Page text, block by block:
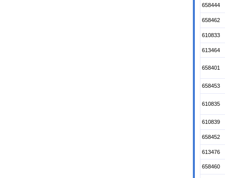
658444
658462
610833
613464
658401
658453
610835
610839
658452
613476
658460